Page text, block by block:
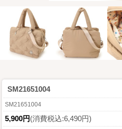
SM21651004
SM21651004
5,900円(消費税込:6,490円)